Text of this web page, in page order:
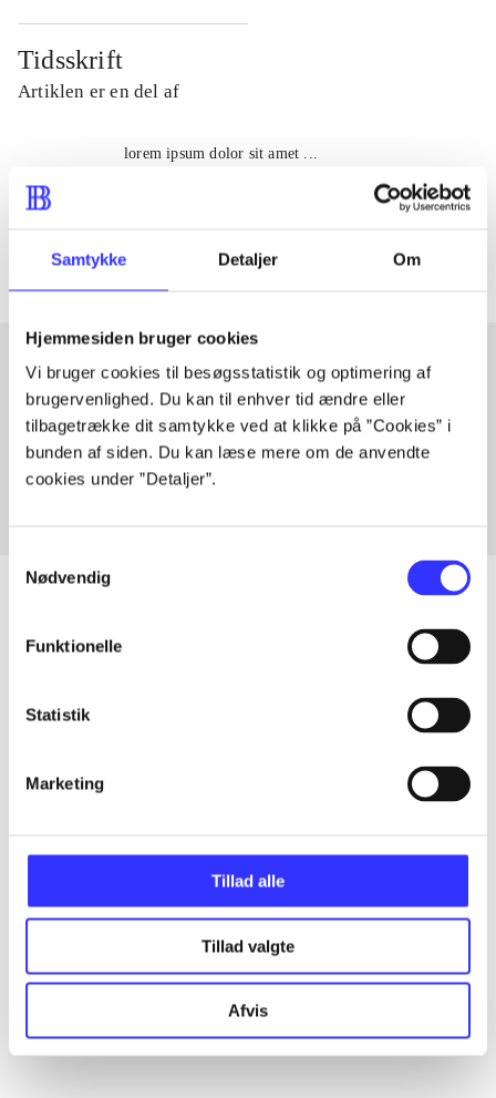
Samtykke Detaljer Om
Hjemmesiden bruger cookies
Vi bruger cookies til besøgsstatistik og optimering af
brugervenlighed. Du kan til enhver tid ændre eller
tilbagetrække dit samtykke ved at klikke på ”Cookies” i
bunden af siden. Du kan læse mere om de anvendte
cookies under ”Detaljer”.
Nødvendig
Funktionelle
Statistik
Marketing
Tillad alle
Tillad valgte
Afvis
Tidsskrift
Artiklen er en del af
lorem ipsum dolor sit amet ...
Artikler med samme emner
Fra
Artikler
...
...